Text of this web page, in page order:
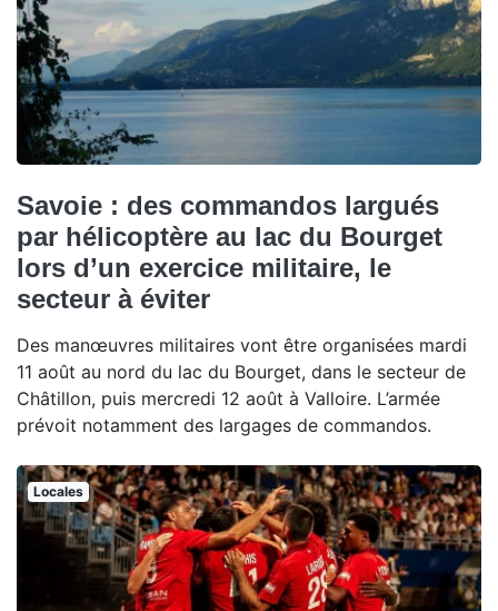
Savoie : des commandos largués
par hélicoptère au lac du Bourget
lors d’un exercice militaire, le
secteur à éviter
Des manœuvres militaires vont être organisées mardi
11 août au nord du lac du Bourget, dans le secteur de
Châtillon, puis mercredi 12 août à Valloire. L’armée
prévoit notamment des largages de commandos.
Locales